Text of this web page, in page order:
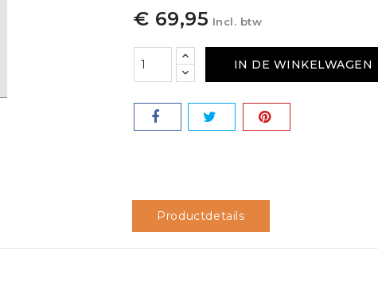
€ 69,95 Incl. btw
IN DE WINKELWAGEN
Productdetails